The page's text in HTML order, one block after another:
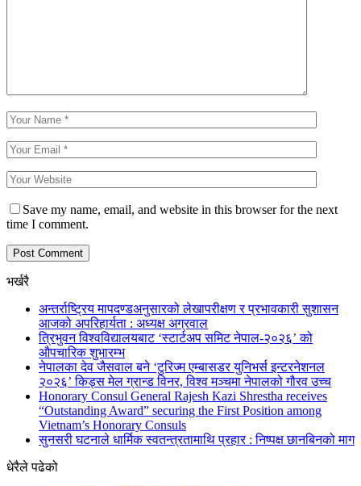
Save my name, email, and website in this browser for the next
time I comment.
भर्खरै
अन्तर्राष्ट्रिय मापदण्डअनुसारको लेखापरीक्षण र प्रभावकारी सुशासन
आजको अपरिहार्यता : अध्यक्ष अग्रवाल
त्रिभुवन विश्वविद्यालयबाट ‘स्टार्टअप समिट नेपाल-२०२६’ को
औपचारिक शुभारम्भ
नेपालका देव जैसवाल बने ‘टुरिज्म एम्बासडर युनिभर्स इन्टरनेशनल
२०२६’ किड्स मेल ग्रान्ड विनर, विश्व मञ्चमा नेपालको गौरव उच्च
Honorary Consul General Rajesh Kazi Shrestha receives
“Outstanding Award” securing the First Position among
Vietnam’s Honorary Consuls
सुनसरी घटनाले धार्मिक स्वतन्त्रतामाथि प्रहार : निष्पक्ष छानबिनको माग
धेरैले पढेको